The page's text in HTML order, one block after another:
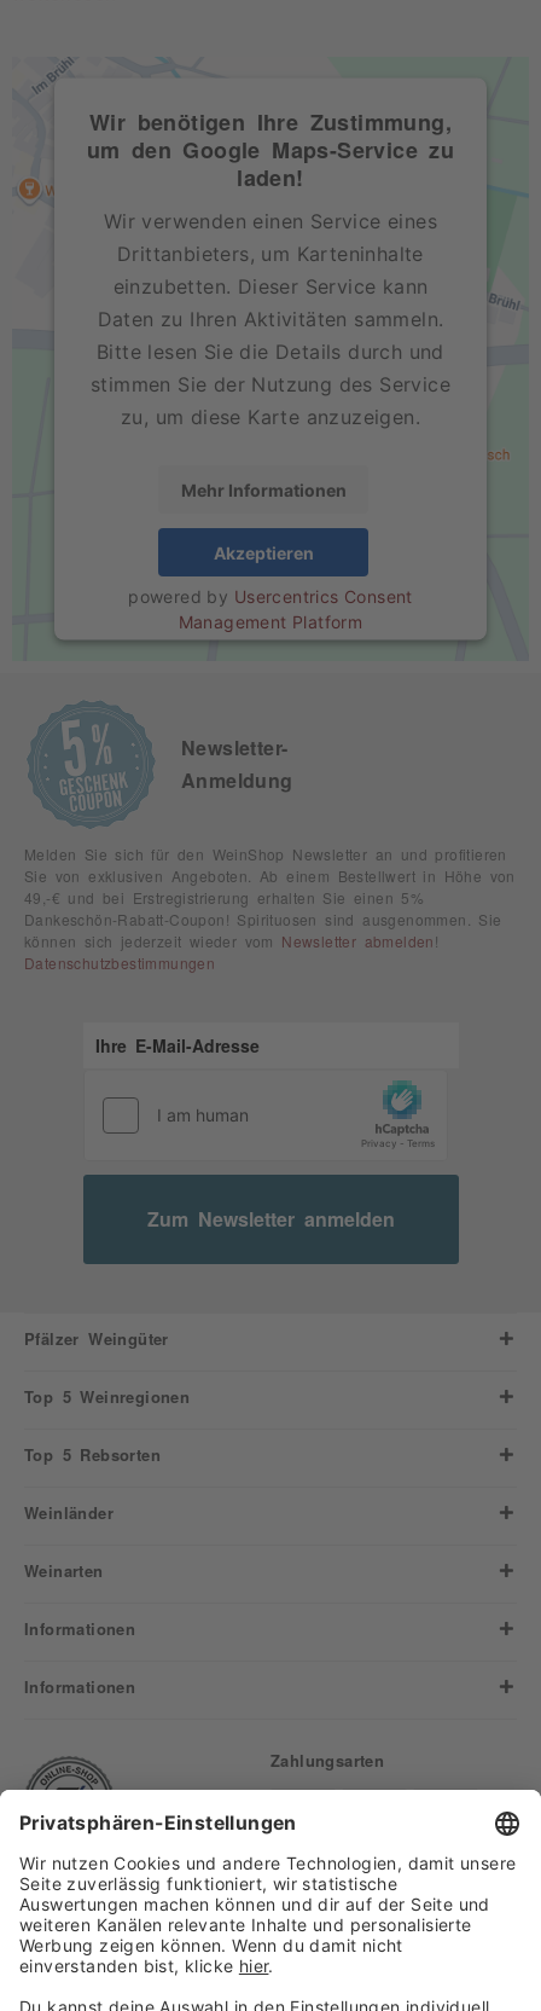
Wir benötigen Ihre Zustimmung,
um den Google Maps-Service zu
laden!
Wir verwenden einen Service eines
Drittanbieters, um Karteninhalte
einzubetten. Dieser Service kann
Daten zu Ihren Aktivitäten sammeln.
Bitte lesen Sie die Details durch und
stimmen Sie der Nutzung des Service
zu, um diese Karte anzuzeigen.
Mehr Informationen
Akzeptieren
powered by Usercentrics Consent
Management Platform
Newsletter-
Anmeldung
Melden Sie sich für den WeinShop Newsletter an und profitieren
Sie von exklusiven Angeboten. Ab einem Bestellwert in Höhe von
49,-€ und bei Erstregistrierung erhalten Sie einen 5%
Dankeschön-Rabatt-Coupon! Spirituosen sind ausgenommen. Sie
können sich jederzeit wieder vom Newsletter abmelden !
Datenschutzbestimmungen
Zum Newsletter anmelden
Pfälzer Weingüter
Top 5 Weinregionen
Top 5 Rebsorten
Weinländer
Weinarten
Informationen
Informationen
Zahlungsarten
Finden Sie uns auf: